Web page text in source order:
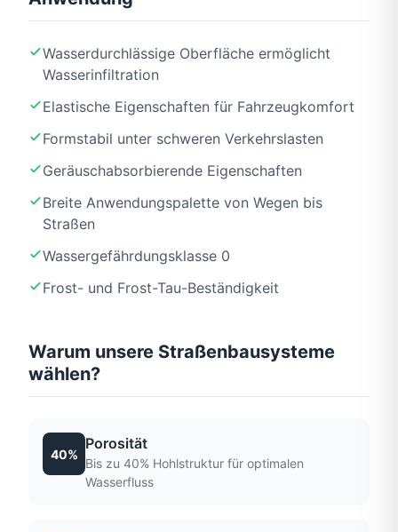
Wasserdurchlässige Oberfläche ermöglicht
Wasserinfiltration
Elastische Eigenschaften für Fahrzeugkomfort
Formstabil unter schweren Verkehrslasten
Geräuschabsorbierende Eigenschaften
Breite Anwendungspalette von Wegen bis
Straßen
Wassergefährdungsklasse 0
Frost- und Frost-Tau-Beständigkeit
Warum unsere Straßenbausysteme
wählen?
40%
Porosität
Bis zu 40% Hohlstruktur für optimalen
Wasserfluss